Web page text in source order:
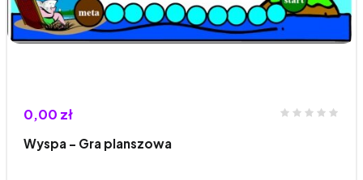
0,00 zł
Wyspa – Gra planszowa